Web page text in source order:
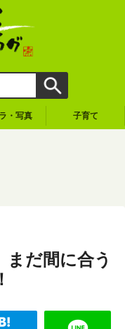
・写真 子育て
だ間に合う